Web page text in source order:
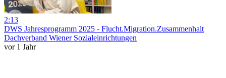
2:13
DWS Jahresprogramm 2025 - Flucht.Migration.Zusammenhalt
Dachverband Wiener Sozialeinrichtungen
vor 1 Jahr